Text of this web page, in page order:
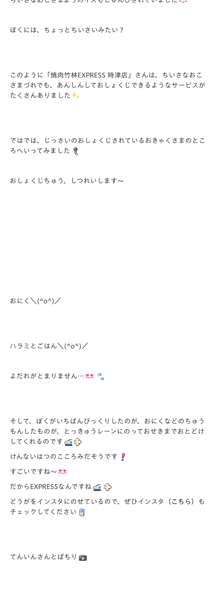
ぼくには、ちょっとちいさいみたい？
このように「焼肉竹林EXPRESS 時津店」さんは、ちいさなおこ
さまづれでも、あんしんしておしょくじできるようなサービスが
たくさんありました
ではでは、じっさいのおしょくじされているおきゃくさまのとこ
ろへいってみました
おしょくじちゅう、しつれいします～
おにく＼(^o^)／
ハラミとごはん＼(^o^)／
よだれがとまりません…
そして、ぼくがいちばんびっくりしたのが、おにくなどのちゅう
もんしたものが、とっきゅうレーンにのっておせきまでおとどけ
してくれるのです
けんないはつのこころみだそうです
すごいですね～
だからEXPRESSなんですね
どうがをインスタにのせているので、ぜひインスタ（ こちら ）も
チェックしてください
てんいんさんとぱちり